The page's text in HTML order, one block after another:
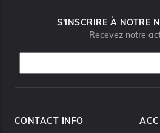
S'INSCRIRE À NOTRE
Recevez notre
CONTACT INFO